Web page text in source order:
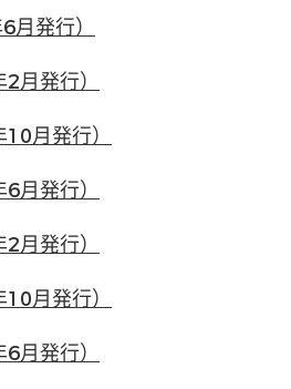
発行）
月発行）
月発行）
月発行）
月発行）
月発行）
月発行）